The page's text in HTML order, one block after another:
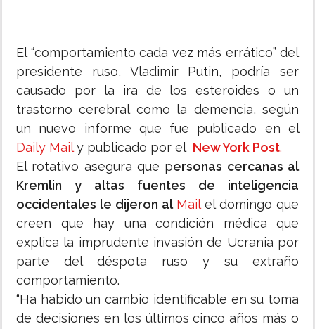
El “comportamiento cada vez más errático” del
presidente ruso, Vladimir Putin, podría ser
causado por la ira de los esteroides o un
trastorno cerebral como la demencia, según
un nuevo informe que fue publicado en el
Daily Maily publicado por el New York Post.
El rotativo asegura que personas cercanas al
Kremlin y altas fuentes de inteligencia
occidentales le dijeron al Mail el domingo que
creen que hay una condición médica que
explica la imprudente invasión de Ucrania por
parte del déspota ruso y su extraño
comportamiento.
“Ha habido un cambio identificable en su toma
de decisiones en los últimos cinco años más o